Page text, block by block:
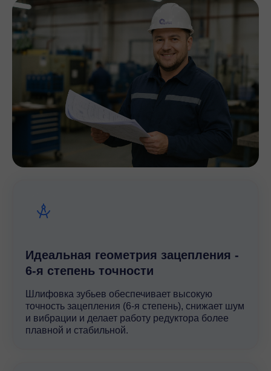
Идеальная геометрия зацепления -
6-я степень точности
Шлифовка зубьев обеспечивает высокую
точность зацепления (6-я степень), снижает шум
и вибрации и делает работу редуктора более
плавной и стабильной.